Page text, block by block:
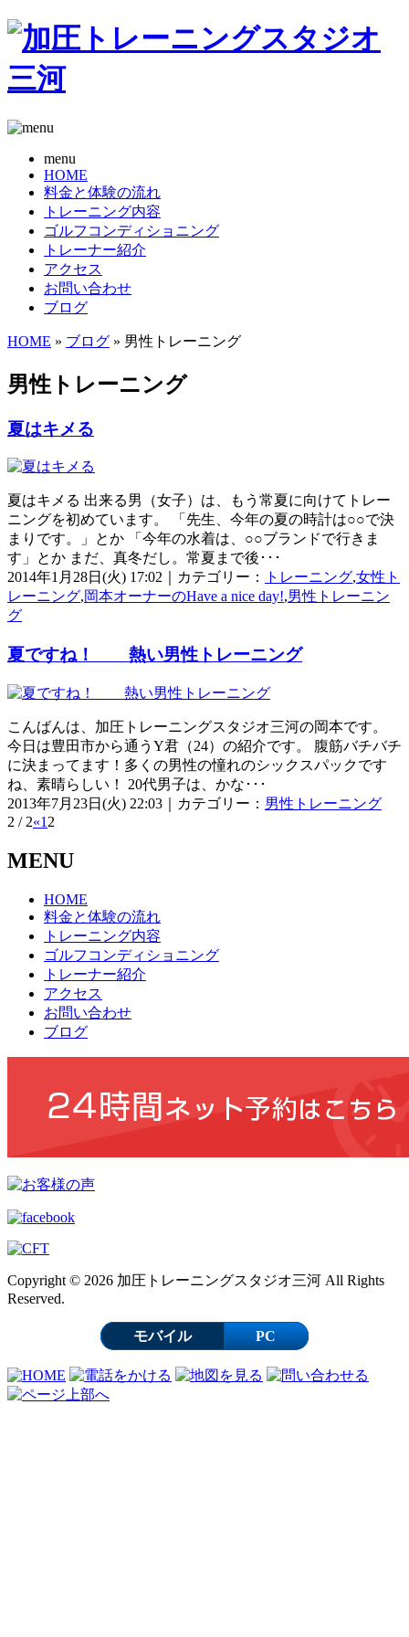
menu
HOME
料金と体験の流れ
トレーニング内容
ゴルフコンディショニング
トレーナー紹介
アクセス
お問い合わせ
ブログ
HOME » ブログ » 男性トレーニング
男性トレーニング
夏はキメる
夏はキメる 出来る男（女子）は、もう常夏に向けてトレー
ニングを初めています。 「先生、今年の夏の時計は○○で決
まりです。」とか 「今年の水着は、○○ブランドで行きま
す」とか まだ、真冬だし。常夏まで後･･･
2014年1月28日(火) 17:02｜カテゴリー：
トレーニング,女性ト
レーニング,岡本オーナーのHave a nice day!,男性トレーニン
グ
夏ですね！ 熱い男性トレーニング
こんばんは、加圧トレーニングスタジオ三河の岡本です。
今日は豊田市から通うY君（24）の紹介です。 腹筋バチバチ
に決まってます！多くの男性の憧れのシックスパックです
ね、素晴らしい！ 20代男子は、かな･･･
2013年7月23日(火) 22:03｜カテゴリー： 男性トレーニング
2 / 2«1 2
MENU
HOME
料金と体験の流れ
トレーニング内容
ゴルフコンディショニング
トレーナー紹介
アクセス
お問い合わせ
ブログ
Copyright © 2026 加圧トレーニングスタジオ三河 All Rights
Reserved.
モバイル PC